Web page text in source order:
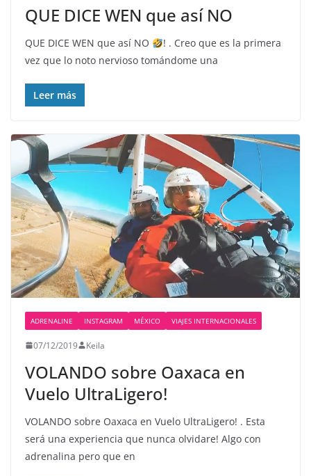
QUE DICE WEN que así NO
QUE DICE WEN que así NO
! . Creo que es la primera
vez que lo noto nervioso tomándome una
Leer más
ADRENALINE INSTAGRAM MÉXICO VIAJES INTERNACIONALES
07/12/2019 Keila
VOLANDO sobre Oaxaca en
Vuelo UltraLigero!
VOLANDO sobre Oaxaca en Vuelo UltraLigero! . Esta
será una experiencia que nunca olvidare! Algo con
adrenalina pero que en